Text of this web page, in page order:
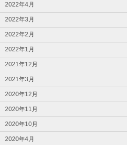
2022年4月
2022年3月
2022年2月
2022年1月
2021年12月
2021年3月
2020年12月
2020年11月
2020年10月
2020年4月